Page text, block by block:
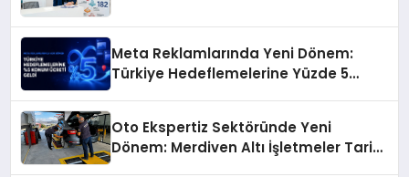
Meta Reklamlarında Yeni Dönem:
Türkiye Hedeflemelerine Yüzde 5
Oto Ekspertiz Sektöründe Yeni
Dönem: Merdiven Altı İşletmeler Tarih